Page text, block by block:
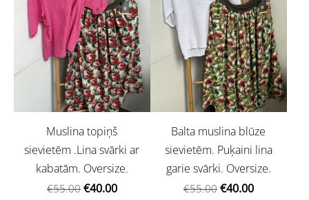
Muslina topiņš
sievietēm .Lina svārki ar
kabatām. Oversize.
€55.00 €40.00
Balta muslina blūze
sievietēm. Puķaini lina
garie svārki. Oversize.
€55.00 €40.00